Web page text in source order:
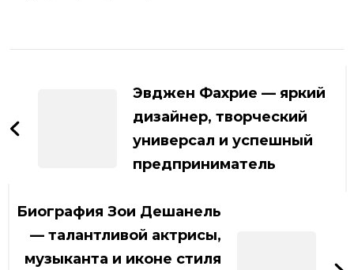
записям
Эвджен Фахрие — яркий
дизайнер, творческий
универсал и успешный
предприниматель
Биография Зои Дешанель
— талантливой актрисы,
музыканта и иконе стиля